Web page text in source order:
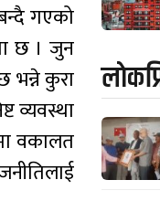
गएको
छ । जुन
भन्ने कुरा
व्यवस्था
वकालत